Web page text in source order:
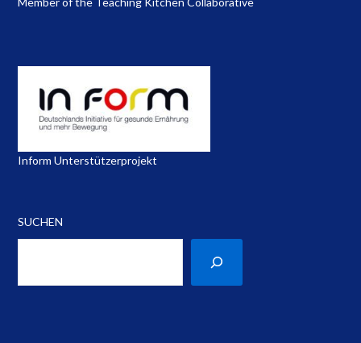
Inform Unterstützerprojekt
SUCHEN